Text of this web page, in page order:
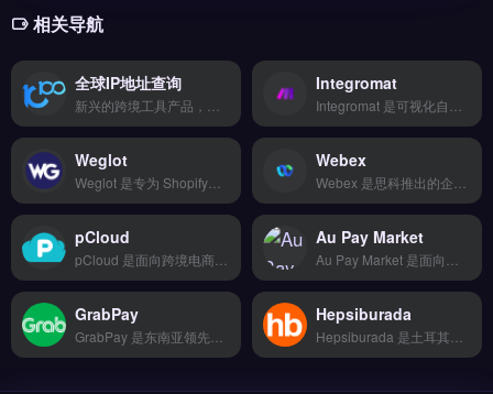
相关导航
全球IP地址查询 Integromat
Weglot Webex
pCloud Au Pay Market
GrabPay Hepsiburada